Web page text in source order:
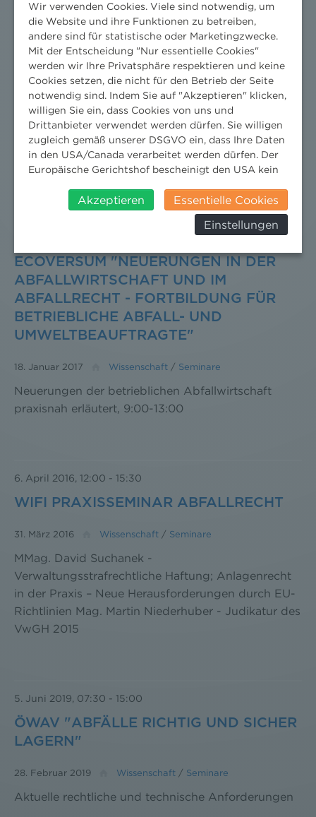
BLOSSES ANZEIGEVERFAHREN FÜR A
WG-KAPAZITÄTSERWEITERUNGEN
8. Mai 2020 News / News aktuell /2020
Kapazitätserweiterungen für das Lagern von
Abfällen können mit einer bloßen Anzeige bei der
AWG-Behörde realisiert werden.
ECOVERSUM "NEUERUNGEN IN DER
ABFALLWIRTSCHAFT UND IM
ABFALLRECHT - FORTBILDUNG FÜR
BETRIEBLICHE ABFALL- UND
UMWELTBEAUFTRAGTE"
18. Januar 2017 Wissenschaft / Seminare
Neuerungen der betrieblichen Abfallwirtschaft
praxisnah erläutert, 9:00-13:00
6. April 2016, 12:00 - 15:30
WIFI PRAXISSEMINAR ABFALLRECHT
31. März 2016 Wissenschaft / Seminare
MMag. David Suchanek -
Verwaltungsstrafrechtliche Haftung; Anlagenrecht
in der Praxis – Neue Herausforderungen durch EU-
Richtlinien Mag. Martin Niederhuber - Judikatur des
VwGH 2015
5. Juni 2019, 07:30 - 15:00
ÖWAV "ABFÄLLE RICHTIG UND SICHER
LAGERN"
28. Februar 2019 Wissenschaft / Seminare
Aktuelle rechtliche und technische Anforderungen
Wir verwenden Cookies. Viele sind notwendig, um
die Website und ihre Funktionen zu betreiben,
andere sind für statistische oder Marketingzwecke.
Mit der Entscheidung "Nur essentielle Cookies"
werden wir Ihre Privatsphäre respektieren und keine
Cookies setzen, die nicht für den Betrieb der Seite
notwendig sind. Indem Sie auf "Akzeptieren" klicken,
willigen Sie ein, dass Cookies von uns und
Drittanbieter verwendet werden dürfen. Sie willigen
zugleich gemäß unserer DSGVO ein, dass Ihre Daten
in den USA/Canada verarbeitet werden dürfen. Der
Europäische Gerichtshof bescheinigt den USA kein
insbesondere das Risiko, dass ihre Daten durch US-
Behörden, zu Kontroll- und zu
Überwachungszwecken, verarbeitet werden und
werden können. Zudem finden Sie am
Bildschirmrand ein Cookie-Icon wo Sie jederzeit Ihre
Einwilligung widerrufen und Widerspruch ausüben.
Weitere Infomationen finden Sie hier:
Datenschutzerklärung
Akzeptieren
Essentielle Cookies
Einstellungen